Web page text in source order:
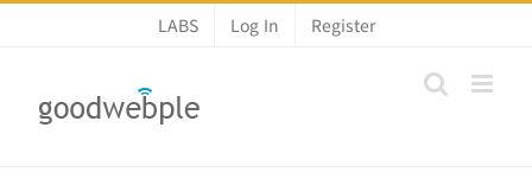
콘
LABS Log In Register